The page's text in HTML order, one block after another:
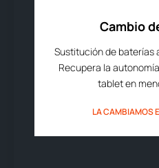
Cambio
Sustitución de baterías
Recupera la
tablet en
LA CAMBIAMOS